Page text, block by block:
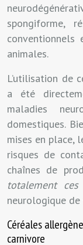
spongiforme,
conventionnels
animales.
L’utilisation de
a été
maladies
domestiques.
mises en place,
risques de
chaînes de
totalement
neurologique de
Céréales
carnivore